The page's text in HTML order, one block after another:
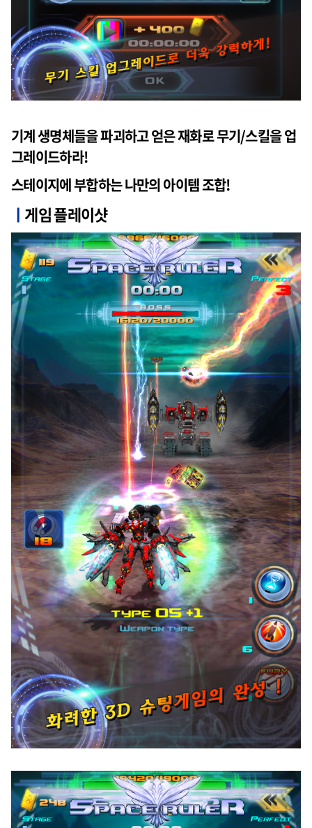
기계 생명체들을 파괴하고 얻은 재화로 무기/스킬을 업
그레이드하라!
스테이지에 부합하는 나만의 아이템 조합!
ㅣ게임 플레이샷